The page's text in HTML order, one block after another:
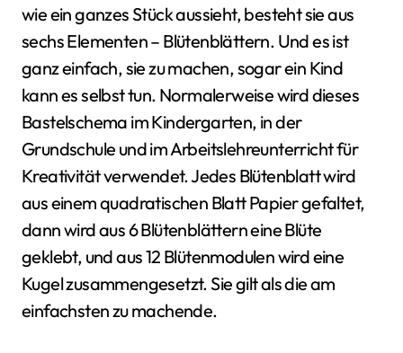
wie ein ganzes Stück aussieht, besteht sie aus
sechs Elementen – Blütenblättern. Und es ist
ganz einfach, sie zu machen, sogar ein Kind
kann es selbst tun. Normalerweise wird dieses
Bastelschema im Kindergarten, in der
Grundschule und im Arbeitslehreunterricht für
Kreativität verwendet. Jedes Blütenblatt wird
aus einem quadratischen Blatt Papier gefaltet,
dann wird aus 6 Blütenblättern eine Blüte
geklebt, und aus 12 Blütenmodulen wird eine
Kugel zusammengesetzt. Sie gilt als die am
einfachsten zu machende.